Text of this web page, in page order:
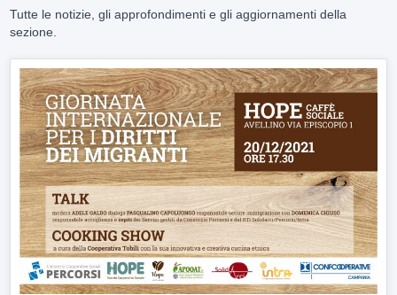
Tutte le notizie, gli approfondimenti e gli aggiornamenti della
sezione.